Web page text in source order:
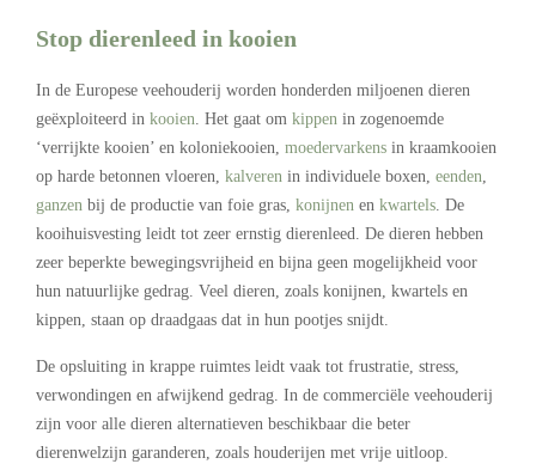
Stop dierenleed in kooien
In de Europese veehouderij worden honderden miljoenen dieren
geëxploiteerd in kooien. Het gaat om kippen in zogenoemde
‘verrijkte kooien’ en koloniekooien, moedervarkens in kraamkooien
op harde betonnen vloeren, kalveren in individuele boxen, eenden,
ganzen bij de productie van foie gras, konijnen en kwartels. De
kooihuisvesting leidt tot zeer ernstig dierenleed. De dieren hebben
zeer beperkte bewegingsvrijheid en bijna geen mogelijkheid voor
hun natuurlijke gedrag. Veel dieren, zoals konijnen, kwartels en
kippen, staan op draadgaas dat in hun pootjes snijdt.
De opsluiting in krappe ruimtes leidt vaak tot frustratie, stress,
verwondingen en afwijkend gedrag. In de commerciële veehouderij
zijn voor alle dieren alternatieven beschikbaar die beter
dierenwelzijn garanderen, zoals houderijen met vrije uitloop.